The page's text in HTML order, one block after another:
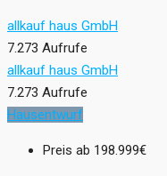
allkauf haus GmbH
7.273 Aufrufe
allkauf haus GmbH
7.273 Aufrufe
Hausentwurf
Preis ab 198.999€